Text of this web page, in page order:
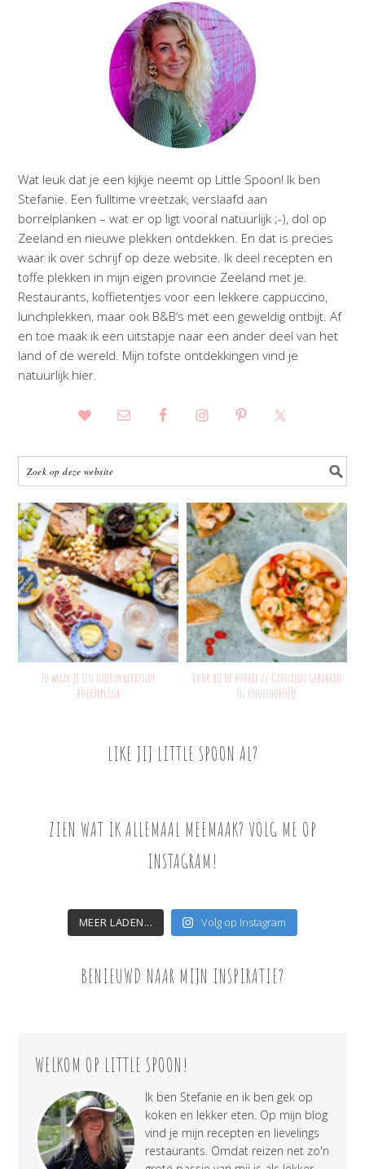
Wat leuk dat je een kijkje neemt op Little Spoon! Ik ben
Stefanie. Een fulltime vreetzak, verslaafd aan
borrelplanken – wat er op ligt vooral natuurlijk ;-), dol op
Zeeland en nieuwe plekken ontdekken. En dat is precies
waar ik over schrijf op deze website. Ik deel recepten en
toffe plekken in mijn eigen provincie Zeeland met je.
Restaurants, koffietentjes voor een lekkere cappuccino,
lunchplekken, maar ook B&B’s met een geweldig ontbijt. Af
en toe maak ik een uitstapje naar een ander deel van het
land of de wereld. Mijn tofste ontdekkingen vind je
natuurlijk hier.
Zo maak je een indrukwekkende
borrelplank
Voor bij de borrel // Garnalen gebakken
in knoflookolie
LIKE JIJ LITTLE SPOON AL?
ZIEN WAT IK ALLEMAAL MEEMAAK? VOLG ME OP
INSTAGRAM!
MEER LADEN... Volg op Instagram
BENIEUWD NAAR MIJN INSPIRATIE?
WELKOM OP LITTLE SPOON!
Ik ben Stefanie en ik ben gek op
koken en lekker eten. Op mijn blog
vind je mijn recepten en lievelings
restaurants. Omdat reizen net zo'n